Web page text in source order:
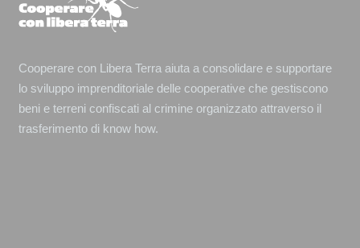
Cooperare con Libera Terra aiuta a consolidare e supportare
lo sviluppo imprenditoriale delle cooperative che gestiscono
beni e terreni confiscati al crimine organizzato attraverso il
trasferimento di know how.